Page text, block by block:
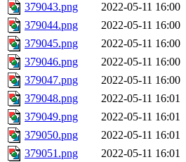
379043.png
2022-05-11 16:00
379044.png
2022-05-11 16:00
379045.png
2022-05-11 16:00
379046.png
2022-05-11 16:00
379047.png
2022-05-11 16:00
379048.png
2022-05-11 16:01
379049.png
2022-05-11 16:01
379050.png
2022-05-11 16:01
379051.png
2022-05-11 16:01